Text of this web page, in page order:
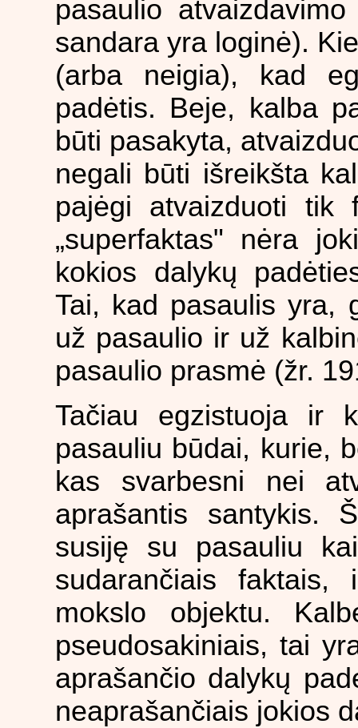
pasaulio
sandara yra loginė).
(arba neigia), kad
padėtis. Beje, kalba
būti pasakyta,
negali būti išreikšta
pajėgi atvaizduoti tik
„superfaktas" nėra
kokios dalykų
Tai, kad pasaulis yra,
už pasaulio ir už
pasaulio prasmė (žr.
Tačiau egzistuoja ir
pasauliu būdai, kurie,
kas svarbesni nei
aprašantis santykis.
susiję su pasauliu
sudarančiais
mokslo objektu.
pseudosakiniais, tai
aprašančio dalykų
neaprašančiais jokios